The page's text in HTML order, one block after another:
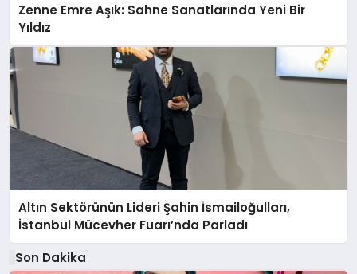
Zenne Emre Aşık: Sahne Sanatlarında Yeni Bir
Yıldız
Altın Sektörünün Lideri Şahin İsmailoğulları,
İstanbul Mücevher Fuarı’nda Parladı ￼
Son Dakika